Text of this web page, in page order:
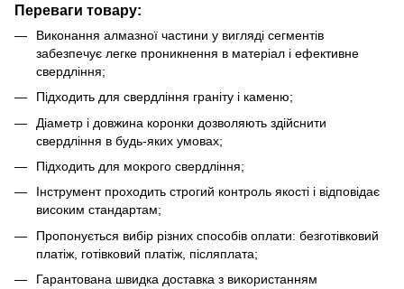
Переваги товару:
Виконання алмазної частини у вигляді сегментів
забезпечує легке проникнення в матеріал і ефективне
свердління;
Підходить для свердління граніту і каменю;
Діаметр і довжина коронки дозволяють здійснити
свердління в будь-яких умовах;
Підходить для мокрого свердління;
Інструмент проходить строгий контроль якості і відповідає
високим стандартам;
Пропонується вибір різних способів оплати: безготівковий
платіж, готівковий платіж, післяплата;
Гарантована швидка доставка з використанням